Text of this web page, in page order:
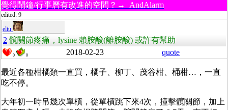
覺得鬧鐘/行事曆有改進的空間？→ AndAlarm
edited: 9
eliu
2 髖關節疼痛，lysine 賴胺酸(離胺酸) 或許有幫助
0 0 2018-02-23 quote
最近各種柑橘類一直買，橘子、柳丁、茂谷柑、桶柑…，一直
吃不停。
大年初一時吊幾次單槓，從單槓跳下來4次，撞擊髖關節，加上